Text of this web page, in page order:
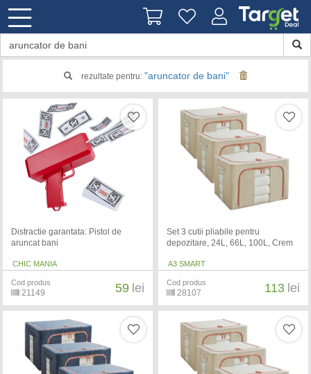
rezultate pentru: "aruncator de bani"
Distractie garantata: Pistol de
aruncat bani
CHIC MANIA
Cod produs
21149 59 lei
Set 3 cutii pliabile pentru
depozitare, 24L, 66L, 100L, Crem
A3 SMART
Cod produs
28107 113 lei